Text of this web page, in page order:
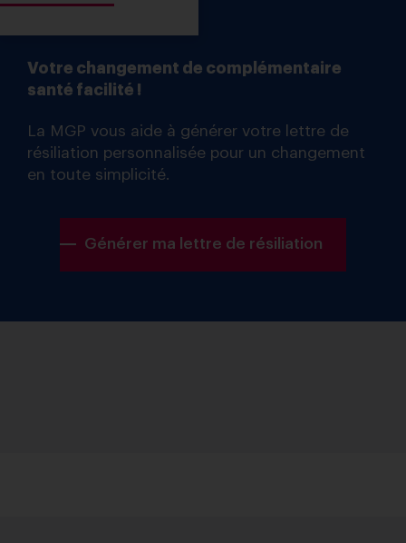
Votre changement de complémentaire
santé facilité !
La MGP vous aide à générer votre lettre de
résiliation personnalisée pour un changement
en toute simplicité.
Générer ma lettre de résiliation